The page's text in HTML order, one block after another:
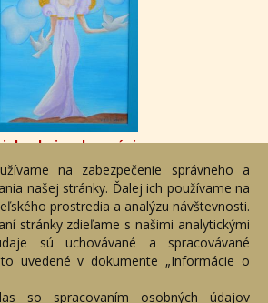
pokoja a harmónie
Číslo položky: 56184
Predané
Cena: 100 €
ZOBRAZIŤ
na zabezpečenie správneho a
našej stránky. Ďalej ich používame na
prostredia a analýzu návštevnosti.
stránky zdieľame s našimi analytickými
sú uchovávané a spracovávané
uvedené v dokumente „Informácie o
so spracovaním osobných údajov